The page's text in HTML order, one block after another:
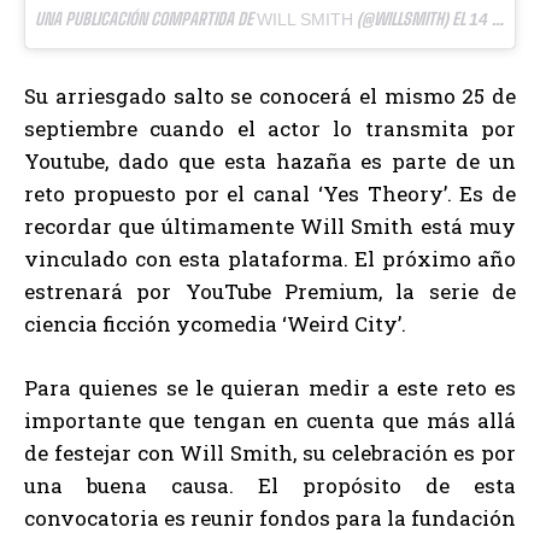
UNA PUBLICACIÓN COMPARTIDA DEWILL SMITH (@WILLSMITH) EL 14 AGO, 2018 A LAS 10:37 PDT
Su arriesgado salto se conocerá el mismo 25 de
septiembre cuando el actor lo transmita por
Youtube, dado que esta hazaña es parte de un
reto propuesto por el canal ‘Yes Theory’. Es de
recordar que últimamente Will Smith está muy
vinculado con esta plataforma. El próximo año
estrenará por YouTube Premium, la serie de
ciencia ficción ycomedia ‘Weird City’.
Para quienes se le quieran medir a este reto es
importante que tengan en cuenta que más allá
de festejar con Will Smith, su celebración es por
una buena causa. El propósito de esta
convocatoria es reunir fondos para la fundación